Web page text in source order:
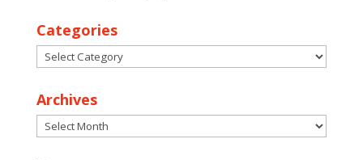
Categories
Categories
Archives
Archives